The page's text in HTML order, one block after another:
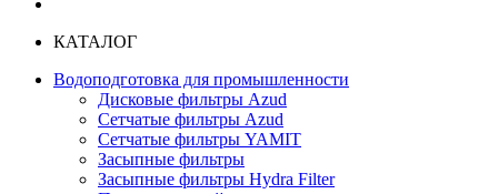
КАТАЛОГ
Водоподготовка для промышленности
Дисковые фильтры Azud
Сетчатые фильтры Azud
Сетчатые фильтры YAMIT
Засыпные фильтры
Засыпные фильтры Hydra Filter